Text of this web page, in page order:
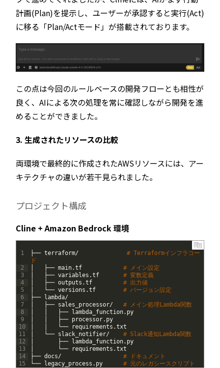
計画(Plan)を提示し、ユーザーが承認すると実行(Act)
に移る「Plan/Actモード」が搭載されております。
この点は今回のルールベースの開発フローとも相性が
良く、AIによる次の処理を常に確認しながら開発を進
めることができました。
3. 生成されたリソースの比較
両環境で最終的に作成されたAWSリソースには、アー
キテクチャの違いが若干見られました。
プロジェクト構成
Cline + Amazon Bedrock 環境
1
2
3
4
5
6
7
8
9
10
11
12
13
14
15
├── terraform/
# Terraformインフラコー
ド
├── main.tf
# メイン設定
├── variables .tf
# 変数定義
├── outputs .tf
# 出力値
└── versions .tf
# バージョン設定
├──
lambda/
├── sales_processor/
# メイン処理Lambda関数
├── lambda_function. py
├── processor. py
└── requirements .txt
└── slack_notifier/
# Slack通知Lambda関数
├── lambda_function. py
└── requirements .txt
├── docs/
# ドキュメント
└──
legacy_process . py # 元のレガシースクリプト